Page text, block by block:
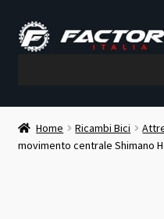
Vai
alla
Vai
al
Il mio account
Metodi di pagamento
Home Ricambi Bici
movimento centrale Shimano